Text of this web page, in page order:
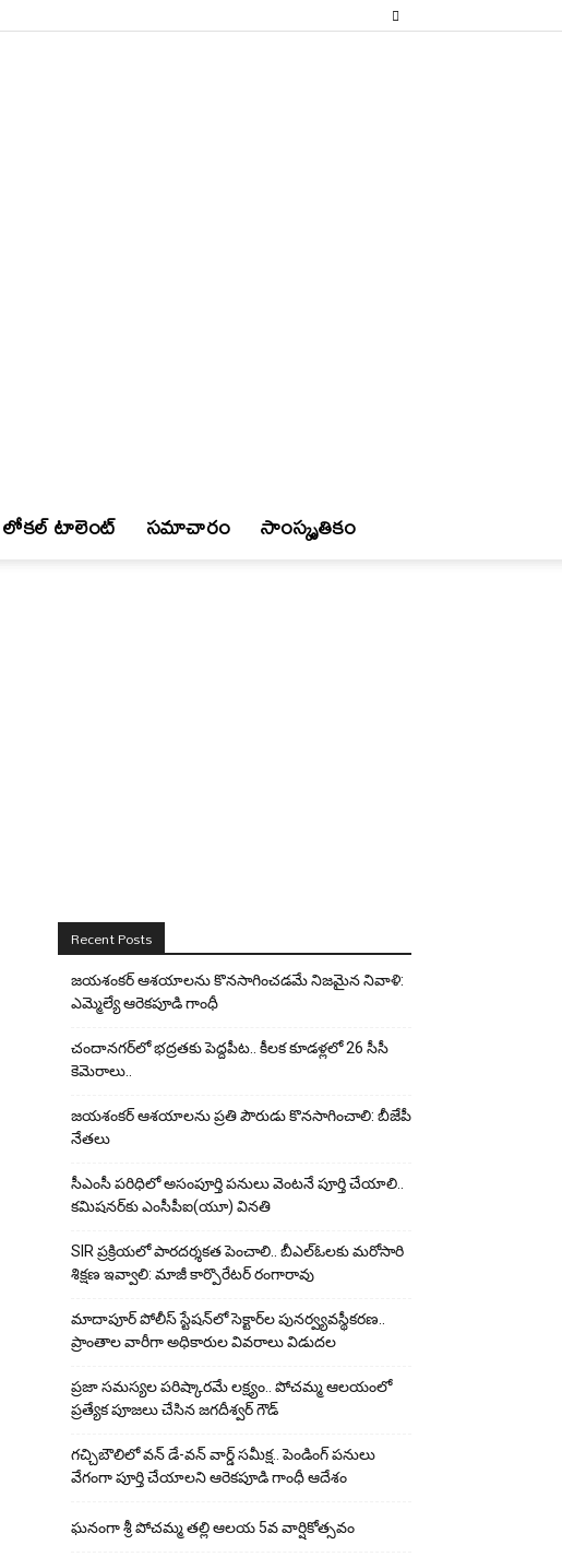
లోకల్ టాలెంట్ స‌మాచారం సాంస్కృతికం
Recent Posts
జయశంకర్ ఆశయాలను కొనసాగించడమే నిజమైన నివాళి:
ఎమ్మెల్యే ఆరెక‌పూడి గాంధీ
చందానగర్‌లో భద్రతకు పెద్దపీట.. కీలక కూడళ్లలో 26 సీసీ
కెమెరాలు..
జయశంకర్ ఆశయాలను ప్రతి పౌరుడు కొనసాగించాలి: బీజేపీ
నేతలు
సీఎంసీ పరిధిలో అసంపూర్తి పనులు వెంటనే పూర్తి చేయాలి..
కమిషనర్‌కు ఎంసీపీఐ(యూ) వినతి
SIR ప్రక్రియలో పారదర్శకత పెంచాలి.. బీఎల్ఓలకు మరోసారి
శిక్షణ ఇవ్వాలి: మాజీ కార్పొరేటర్ రంగారావు
మాదాపూర్ పోలీస్‌ స్టేషన్‌లో సెక్టార్‌ల పునర్వ్యవస్థీకరణ..
ప్రాంతాల వారీగా అధికారుల వివరాలు విడుదల
ప్రజా సమస్యల పరిష్కారమే లక్ష్యం.. పోచమ్మ ఆలయంలో
ప్రత్యేక పూజలు చేసిన జగదీశ్వర్ గౌడ్
గచ్చిబౌలిలో వన్ డే-వన్ వార్డ్ సమీక్ష.. పెండింగ్ పనులు
వేగంగా పూర్తి చేయాలని ఆరెకపూడి గాంధీ ఆదేశం
ఘ‌నంగా శ్రీ పోచమ్మ త‌ల్లి ఆలయ 5వ వార్షికోత్సవం